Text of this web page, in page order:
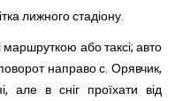
лижного стадіону.
або таксі; авто
направо с. Орявчик,
але в сніг проїхати від